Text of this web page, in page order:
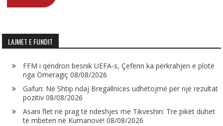
LAJMET E FUNDIT
FFM i qëndron besnik UEFA-s, Çeferin ka përkrahjen e plotë
nga Omeragiç 08/08/2026
Gafuri: Në Shtip ndaj Bregallnicës udhëtojmë për një rezultat
pozitiv 08/08/2026
Asani flet në prag të ndeshjes me Tikveshin: Tre pikët duhet
të mbeten në Kumanovë! 08/08/2026